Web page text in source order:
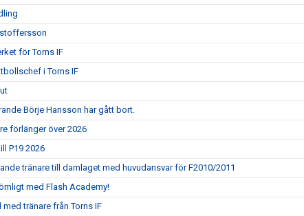
för Torns IF
i Torns IF
Börje Hansson har gått bort.
förlänger över 2026
P19 2026
tränare till damlaget med huvudansvar för F2010/2011
med Flash Academy!
tränare från Torns IF